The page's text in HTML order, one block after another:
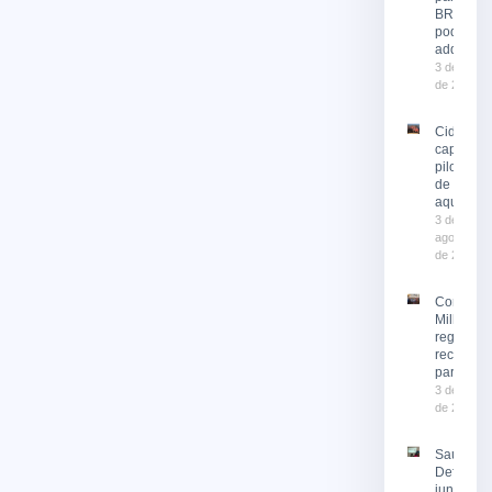
BRT já
podem
3 de
de 2026
Cidade
capacita
pilotos
de moto
aquática
3 de
agosto
de 2026
Corrida
Milhas
registra
recorde
3 de
de 2026
Saúde e
Defesa